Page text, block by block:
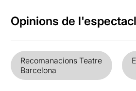
Opinions de
Recomanacions Teatre
Barcelona